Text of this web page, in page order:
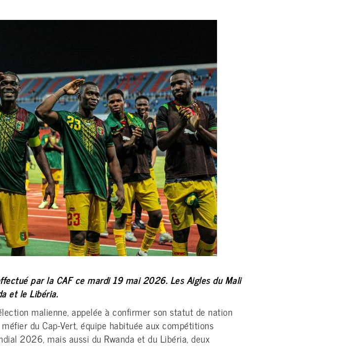
par la CAF ce mardi 19 mai 2026. Les Aigles du Mali
et le Libéria.
malienne, appelée à confirmer son statut de nation
du Cap-Vert, équipe habituée aux compétitions
2026, mais aussi du Rwanda et du Libéria, deux